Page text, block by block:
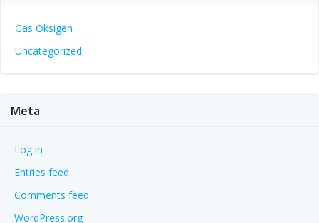
Gas Oksigen
Uncategorized
Meta
Log in
Entries feed
Comments feed
WordPress.org